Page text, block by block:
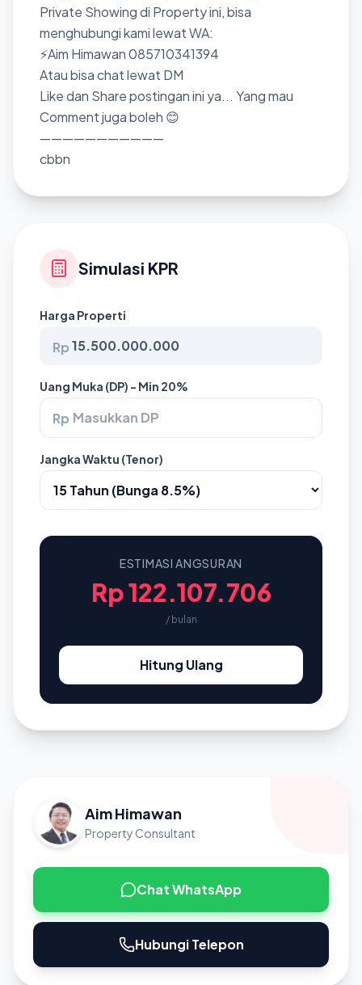
Private Showing di Property ini, bisa
menghubungi kami lewat WA:
⚡Aim Himawan 085710341394
Atau bisa chat lewat DM
Like dan Share postingan ini ya... Yang mau
Comment juga boleh 😊
———————————
cbbn
Simulasi KPR
Harga Properti
Rp
Uang Muka (DP) - Min 20%
Rp
Jangka Waktu (Tenor)
ESTIMASI ANGSURAN
Rp 122.107.706
/ bulan
Hitung Ulang
Aim Himawan
Property Consultant
Chat WhatsApp
Hubungi Telepon